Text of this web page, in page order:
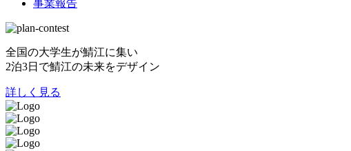
事業報告
全国の大学生が鯖江に集い
2泊3日で鯖江の未来をデザイン
詳しく見る